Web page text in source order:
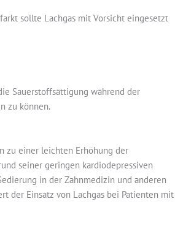
sollte Lachgas mit Vorsicht eingesetzt
Sauerstoffsättigung während der
zu können.
zu einer leichten Erhöhung der
seiner geringen kardiodepressiven
in der Zahnmedizin und anderen
der Einsatz von Lachgas bei Patienten mit